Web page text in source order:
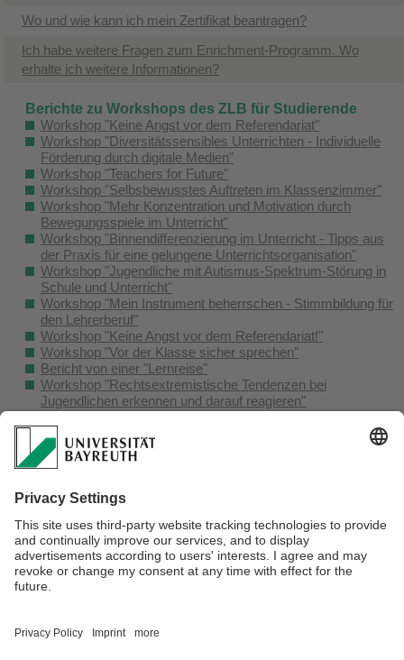
Wo und wie kann ich mein Zertifikat beantragen?
Ich habe weitere Fragen zum Enrichment-Programm. Wo
erhalte ich weitere Informationen?
Berichte zu Workshops des ZLB für Studierende
Workshop "Keine Angst vor dem Referendariat"
Workshop "Diversitätssensibles Unterrichten - Individuelle
Förderung durch digitale Medien"
Workshop "Teachers for Future"
Workshop "Selbsbewusstes Auftreten im Klassenzimmer"
Workshop "Mehr Konzentration und Motivation durch
Bewegungsspiele im Unterricht"
Workshop "Binnendifferenzierung im Unterricht - Tipps aus
der Praxis für eine gelungene Unterrichtsorganisation"
Workshop "Jugendliche mit Autismus-Spektrum-Störung in
Schule und Unterricht"
Workshop "Mein Instrument beherrschen - Stimmbildung für
den Lehrerberuf"
Workshop "Keine Angst vor dem Referendariat!"
Workshop "Vor der Klasse sicher sprechen"
Bericht von einer "Lernreise"
Workshop "Rechtsextremistische Tendenzen bei
Jugendlichen erkennen und darauf reagieren"
fächerübergreifendes Thema"
Workshop "Psychologie im Schulalltag: Kommunikation und
Interaktion mit Schüler*innen und Eltern"
Klassenzimmer mit Moodle gestalten"